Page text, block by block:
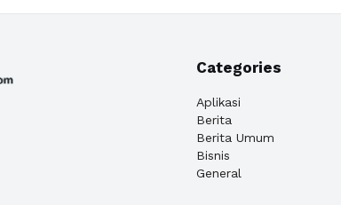
Categories
Aplikasi
Berita
Berita Umum
Bisnis
General